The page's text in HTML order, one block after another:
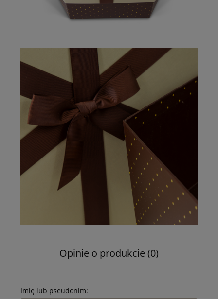
Opinie o produkcie (0)
Imię lub pseudonim: